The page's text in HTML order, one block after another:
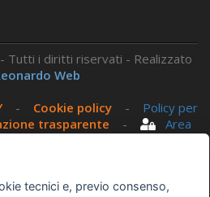
- Tutti i diritti riservati - Realizzato
Web
- Cookie policy- Policy per
trasparente -
Area
versione per UTENTI CON
tecnici e, previo consenso,